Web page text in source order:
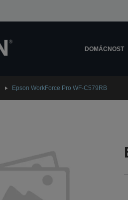
DOMÁCNOST
Epson WorkForce Pro WF-C579RB